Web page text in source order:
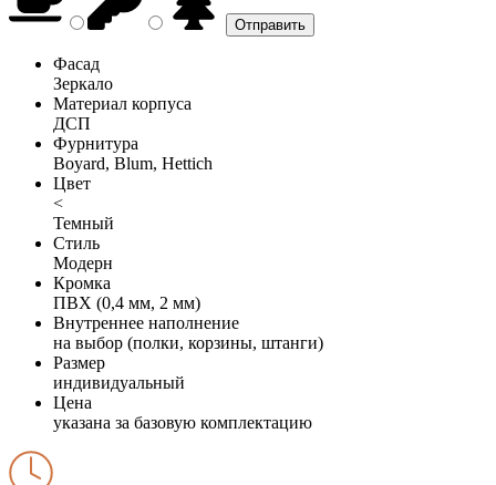
Фасад
Зеркало
Материал корпуса
ДСП
Фурнитура
Boyard, Blum, Hettich
Цвет
<
Темный
Стиль
Модерн
Кромка
ПВХ (0,4 мм, 2 мм)
Внутреннее наполнение
на выбор (полки, корзины, штанги)
Размер
индивидуальный
Цена
указана за базовую комплектацию